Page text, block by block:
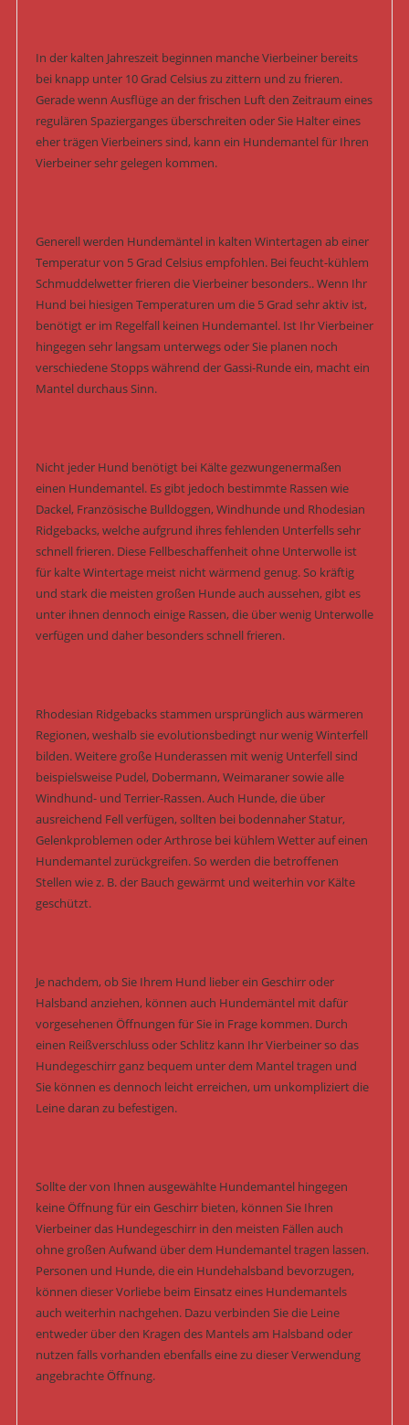
In der kalten Jahreszeit beginnen manche Vierbeiner bereits
bei knapp unter 10 Grad Celsius zu zittern und zu frieren.
Gerade wenn Ausflüge an der frischen Luft den Zeitraum eines
regulären Spazierganges überschreiten oder Sie Halter eines
eher trägen Vierbeiners sind, kann ein Hundemantel für Ihren
Vierbeiner sehr gelegen kommen.
Generell werden Hundemäntel in kalten Wintertagen ab einer
Temperatur von 5 Grad Celsius empfohlen. Bei feucht-kühlem
Schmuddelwetter frieren die Vierbeiner besonders.. Wenn Ihr
Hund bei hiesigen Temperaturen um die 5 Grad sehr aktiv ist,
benötigt er im Regelfall keinen Hundemantel. Ist Ihr Vierbeiner
hingegen sehr langsam unterwegs oder Sie planen noch
verschiedene Stopps während der Gassi-Runde ein, macht ein
Mantel durchaus Sinn.
Nicht jeder Hund benötigt bei Kälte gezwungenermaßen
einen Hundemantel. Es gibt jedoch bestimmte Rassen wie
Dackel, Französische Bulldoggen, Windhunde und Rhodesian
Ridgebacks, welche aufgrund ihres fehlenden Unterfells sehr
schnell frieren. Diese Fellbeschaffenheit ohne Unterwolle ist
für kalte Wintertage meist nicht wärmend genug. So kräftig
und stark die meisten großen Hunde auch aussehen, gibt es
unter ihnen dennoch einige Rassen, die über wenig Unterwolle
verfügen und daher besonders schnell frieren.
Rhodesian Ridgebacks stammen ursprünglich aus wärmeren
Regionen, weshalb sie evolutionsbedingt nur wenig Winterfell
bilden. Weitere große Hunderassen mit wenig Unterfell sind
beispielsweise Pudel, Dobermann, Weimaraner sowie alle
Windhund- und Terrier-Rassen. Auch Hunde, die über
ausreichend Fell verfügen, sollten bei bodennaher Statur,
Gelenkproblemen oder Arthrose bei kühlem Wetter auf einen
Hundemantel zurückgreifen. So werden die betroffenen
Stellen wie z. B. der Bauch gewärmt und weiterhin vor Kälte
geschützt.
Je nachdem, ob Sie Ihrem Hund lieber ein Geschirr oder
Halsband anziehen, können auch Hundemäntel mit dafür
vorgesehenen Öffnungen für Sie in Frage kommen. Durch
einen Reißverschluss oder Schlitz kann Ihr Vierbeiner so das
Hundegeschirr ganz bequem unter dem Mantel tragen und
Sie können es dennoch leicht erreichen, um unkompliziert die
Leine daran zu befestigen.
Sollte der von Ihnen ausgewählte Hundemantel hingegen
keine Öffnung für ein Geschirr bieten, können Sie Ihren
Vierbeiner das Hundegeschirr in den meisten Fällen auch
ohne großen Aufwand über dem Hundemantel tragen lassen.
Personen und Hunde, die ein Hundehalsband bevorzugen,
können dieser Vorliebe beim Einsatz eines Hundemantels
auch weiterhin nachgehen. Dazu verbinden Sie die Leine
entweder über den Kragen des Mantels am Halsband oder
nutzen falls vorhanden ebenfalls eine zu dieser Verwendung
angebrachte Öffnung.